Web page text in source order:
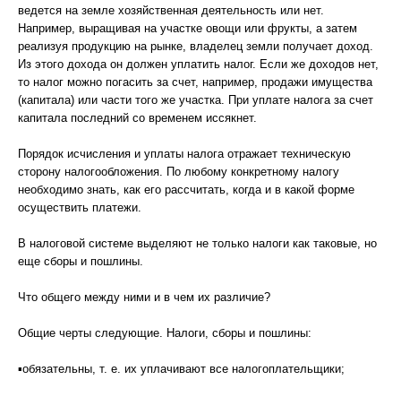
ведется на земле хозяйственная деятельность или нет.
Например, выращивая на участке овощи или фрукты, а затем
реализуя продукцию на рынке, владелец земли получает доход.
Из этого дохода он должен уплатить налог. Если же доходов нет,
то налог можно погасить за счет, например, продажи имущества
(капитала) или части того же участка. При уплате налога за счет
капитала последний со временем иссякнет.
Порядок исчисления и уплаты налога отражает техническую
сторону налогообложения. По любому конкретному налогу
необходимо знать, как его рассчитать, когда и в какой форме
осуществить платежи.
В налоговой системе выделяют не только налоги как таковые, но
еще сборы и пошлины.
Что общего между ними и в чем их различие?
Общие черты следующие. Налоги, сборы и пошлины:
▪обязательны, т. е. их уплачивают все налогоплательщики;